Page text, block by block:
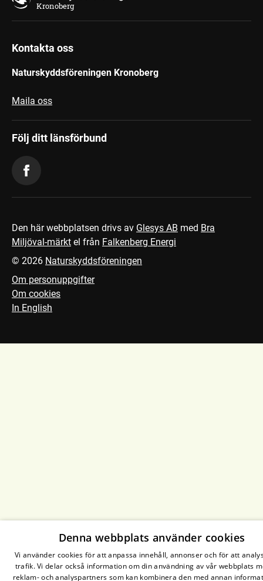
Kronoberg
Kontakta oss
Naturskyddsföreningen Kronoberg
Maila oss
Följ ditt länsförbund
Den här webbplatsen drivs av Glesys AB med Bra
Miljöval-märkt el från Falkenberg Energi
© 2026 Naturskyddsföreningen
Om personuppgifter
Om cookies
In English
Denna webbplats använder cookies
Vi använder cookies för att anpassa innehåll, annonser och för att
trafik. Vi delar också information om din användning av vår webbplats
reklam- och analyspartners som kan kombinera den med annan